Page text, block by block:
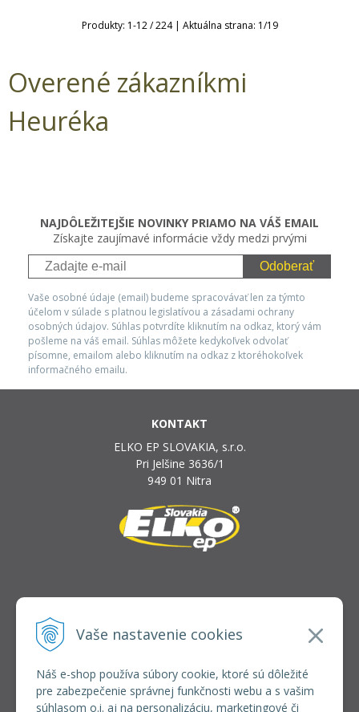
Vaše nastavenie cookies
Náš e-shop používa súbory cookie, ktoré sú dôležité
pre zabezpečenie správnej funkčnosti webu a s vašim
súhlasom o.i. aj na personalizáciu, marketingové či
Produkty: 1-12/224| Aktuálna strana: 1/19
Overené zákazníkmi
Heuréka
NAJDÔLEŽITEJŠIE NOVINKY PRIAMO NA VÁŠ EMAIL
Získajte zaujímavé informácie vždy medzi prvými
Odoberať
Vaše osobné údaje (email) budeme spracovávať len za týmto
účelom v súlade s platnou legislatívou a zásadami ochrany
osobných údajov. Súhlas potvrdíte kliknutím na odkaz, ktorý vám
pošleme na váš email. Súhlas môžete kedykoľvek odvolať
písomne, emailom alebo kliknutím na odkaz z ktoréhokoľvek
informačného emailu.
KONTAKT
ELKO EP SLOVAKIA, s.r.o.
Pri Jelšine 3636/1
949 01 Nitra
INFOLINKA
+421 37 6586 731
VŠETKO O NÁKUPE